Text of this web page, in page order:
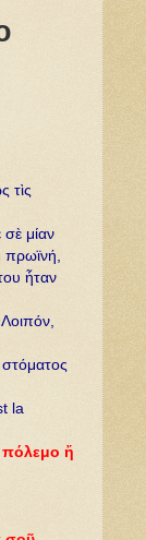
τὶς
μίαν
πρωϊνή,
ἦταν
la
πόλεμο ἤ